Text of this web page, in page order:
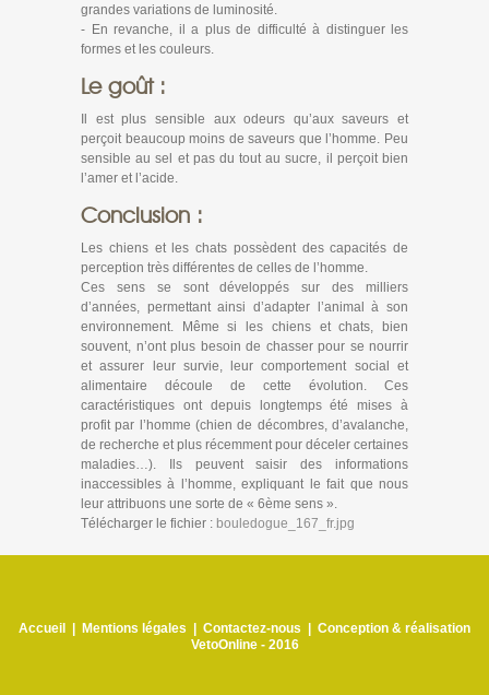
grandes variations de luminosité.
- En revanche, il a plus de difficulté à distinguer les
formes et les couleurs.
Le goût :
Il est plus sensible aux odeurs qu’aux saveurs et
perçoit beaucoup moins de saveurs que l’homme. Peu
sensible au sel et pas du tout au sucre, il perçoit bien
l’amer et l’acide.
Conclusion :
Les chiens et les chats possèdent des capacités de
perception très différentes de celles de l’homme.
Ces sens se sont développés sur des milliers
d’années, permettant ainsi d’adapter l’animal à son
environnement. Même si les chiens et chats, bien
souvent, n’ont plus besoin de chasser pour se nourrir
et assurer leur survie, leur comportement social et
alimentaire découle de cette évolution. Ces
caractéristiques ont depuis longtemps été mises à
profit par l’homme (chien de décombres, d’avalanche,
de recherche et plus récemment pour déceler certaines
maladies…). Ils peuvent saisir des informations
inaccessibles à l’homme, expliquant le fait que nous
leur attribuons une sorte de « 6ème sens ».
Télécharger le fichier : bouledogue_167_fr.jpg
Accueil Mentions légales Contactez-nous
Conception & réalisation
VetoOnline - 2016